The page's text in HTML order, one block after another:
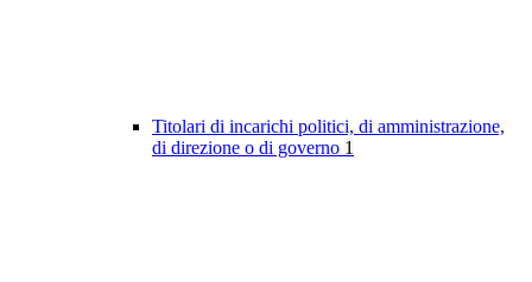
Titolari di incarichi politici, di amministrazione,
di direzione o di governo 1